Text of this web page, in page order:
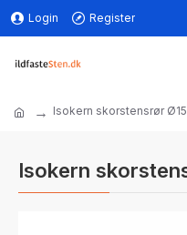
Login Register
Isokern skorstensrør
Isokern